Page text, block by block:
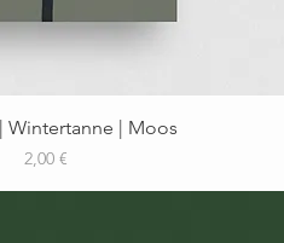
Wintertanne | Moos
Preis
2,00 €